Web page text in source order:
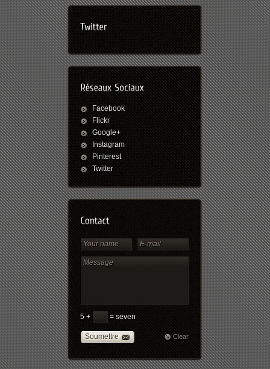
Facebook
Flickr
Google+
Instagram
Pinterest
Twitter
5 + = seven
Soumettre Clear